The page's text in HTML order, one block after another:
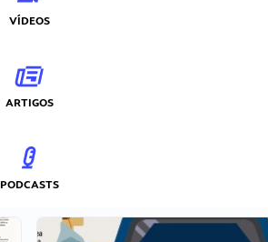
VÍDEOS
ARTIGOS
PODCASTS